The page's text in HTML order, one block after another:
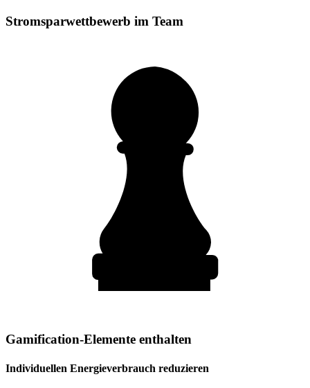
Stromsparwettbewerb im Team
Gamification-Elemente enthalten
Individuellen Energieverbrauch reduzieren